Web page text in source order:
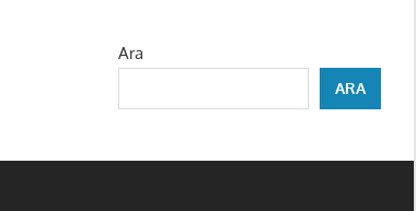
Ara
ARA